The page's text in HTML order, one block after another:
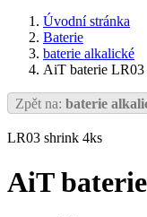
Úvodní stránka
Baterie
baterie alkalické
AiT baterie
Zpět na: baterie
LR03 shrink 4ks
AiT